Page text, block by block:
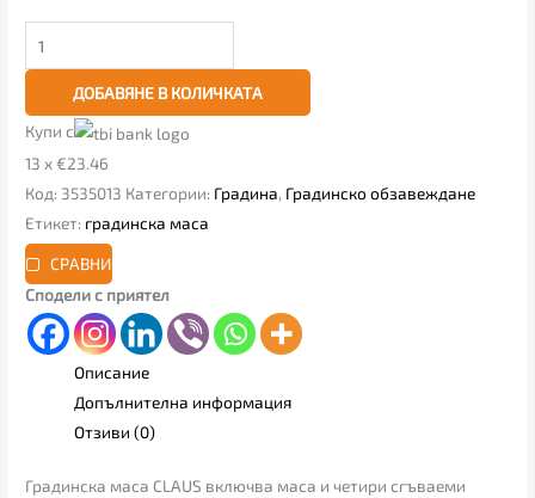
ДОБАВЯНЕ В КОЛИЧКАТА
Купи с
13 x €23.46
Код: 3535013 Категории: Градина, Градинско обзавеждане
Етикет: градинска маса
СРАВНИ
Сподели с приятел
Описание
Допълнителна информация
Отзиви (0)
Градинска маса CLAUS включва маса и четири сгъваеми